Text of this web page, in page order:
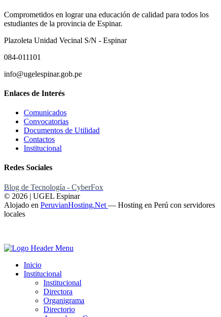
Comprometidos en lograr una educación de calidad para todos los
estudiantes de la provincia de Espinar.
Plazoleta Unidad Vecinal S/N - Espinar
084-011101
info@ugelespinar.gob.pe
Enlaces de Interés
Comunicados
Convocatorias
Documentos de Utilidad
Contactos
Institucional
Redes Sociales
Blog de Tecnología - CyberFox
© 2026 | UGEL Espinar
Alojado en PeruvianHosting.Net — Hosting en Perú con servidores
locales
Inicio
Institucional
Institucional
Directora
Organigrama
Directorio